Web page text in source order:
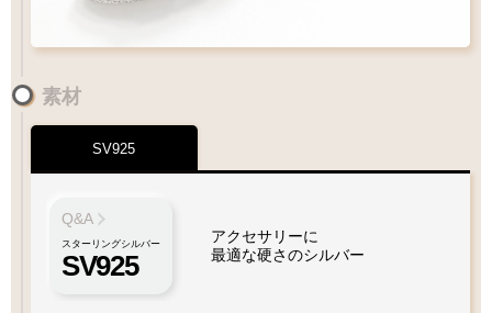
素材
SV925
Q&A
スターリングシルバー
SV925
アクセサリーに
最適な硬さのシルバー